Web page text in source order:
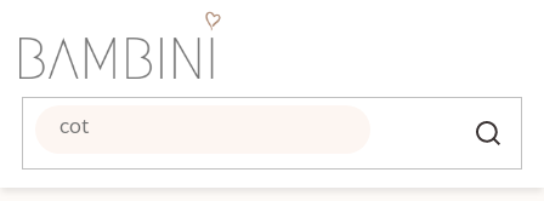
na
obsah